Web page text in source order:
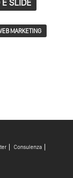
E SLIDE
MARKETING
Consulenza